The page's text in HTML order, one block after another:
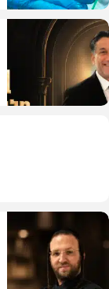
בריאות